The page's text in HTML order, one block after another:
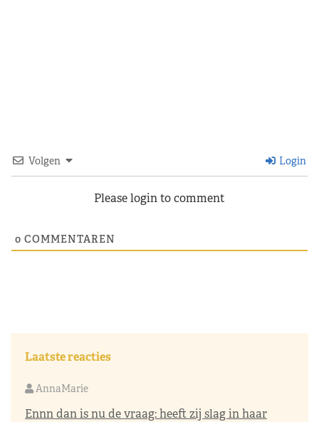
Volgen Login
Please login to comment
0 COMMENTAREN
Laatste reacties
AnnaMarie
Ennn dan is nu de vraag: heeft zij slag in haar